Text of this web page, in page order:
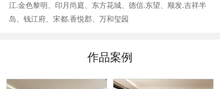
江.金色黎明、印月尚庭、东方花城、德信.东望、顺发.吉祥半
岛、钱江府、宋都.香悦郡、万和玺园
作品案例